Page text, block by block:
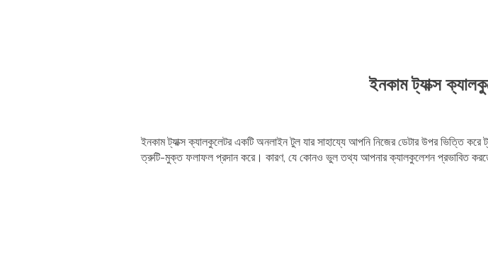
ইনকাম ট্যাক্স
ইনকাম ট্যাক্স ক্যালকুলেটর একটি অনলাইন টুল যার সাহায্যে আপনি নিজের ডেটার উপর ভিত্তি করে
ত্রুটি-মুক্ত ফলাফল প্রদান করে। কারণ, যে কোনও ভুল তথ্য আপনার ক্যালকুলেশন প্রভাবিত